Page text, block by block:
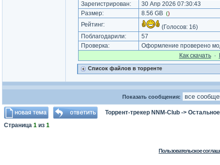
Зарегистрирован:
30 Апр 2026 07:30:43
Размер:
8.56 GB ()
Рейтинг: (Голосов: 16)
Поблагодарили:
57
Проверка:
Оформление проверено
Как cкачать·
Список файлов в торренте
Показать сообщения:
Торрент-трекер NNM-Club -> Остальное
Страница 1 из 1
Пользовательское